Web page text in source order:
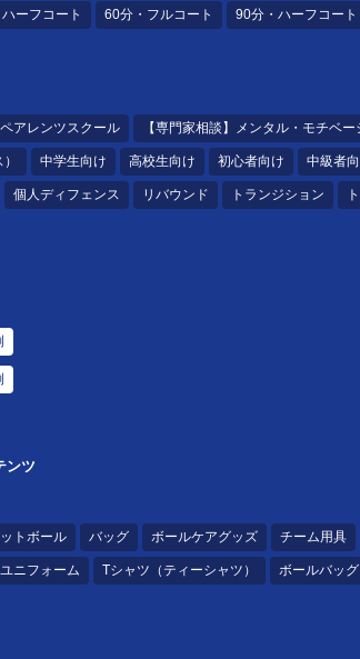
ーフコート 60分・フルコート 90分・ハーフコート
ペアレンツスクール 【専門家相談】メンタル・モチベー
中学生向け 高校生向け 初心者向け 中級者
個人ディフェンス リバウンド トランジション
ンツ
トボール バッグ ボールケアグッズ チーム用具
ユニフォーム Tシャツ（ティーシャツ） ボールバッグ